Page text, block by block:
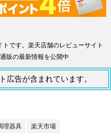
です。楽天店舗のレビューサイト
販の最新情報を公開中
広告が含まれています。
理器具 楽天市場